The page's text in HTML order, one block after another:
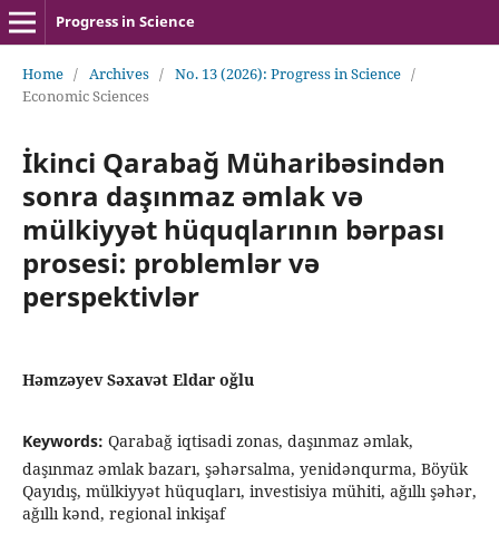
Progress in Science
Home / Archives / No. 13 (2026): Progress in Science /
Economic Sciences
İkinci Qarabağ Müharibəsindən
sonra daşınmaz əmlak və
mülkiyyət hüquqlarının bərpası
prosesi: problemlər və
perspektivlər
Həmzəyev Səxavət Eldar oğlu
Keywords: Qarabağ iqtisadi zonas, daşınmaz əmlak,
daşınmaz əmlak bazarı, şəhərsalma, yenidənqurma, Böyük
Qayıdış, mülkiyyət hüquqları, investisiya mühiti, ağıllı şəhər,
ağıllı kənd, regional inkişaf